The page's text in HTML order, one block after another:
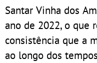
Santar Vinha dos
ano de 2022, o que
consistência que a
ao longo dos